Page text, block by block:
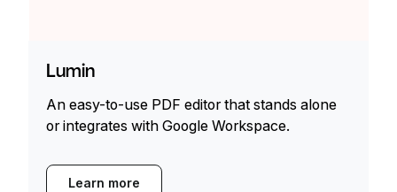
Lumin
An easy-to-use PDF editor that stands alone
or integrates with Google Workspace.
Learn more